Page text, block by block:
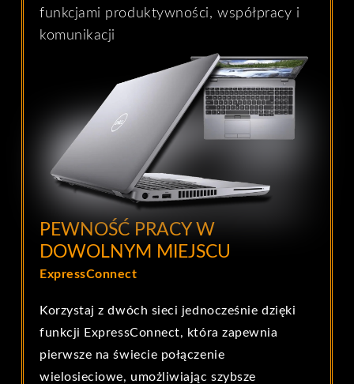
funkcjami produktywności, współpracy i
komunikacji
PEWNOŚĆ PRACY W
DOWOLNYM MIEJSCU
ExpressConnect
Korzystaj z dwóch sieci jednocześnie dzięki
funkcji ExpressConnect, która zapewnia
pierwsze na świecie połączenie
wielosieciowe, umożliwiając szybsze